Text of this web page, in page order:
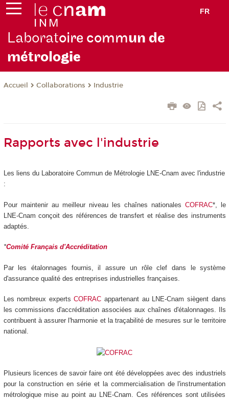
FR
Laboratoire commun de
métrologie
Accueil Collaborations Industrie
Rapports avec l'industrie
Les liens du Laboratoire Commun de Métrologie LNE-Cnam avec l'industrie
:
Pour maintenir au meilleur niveau les chaînes nationales COFRAC*, le
LNE-Cnam conçoit des références de transfert et réalise des instruments
adaptés.
*Comité Français d'Accréditation
Par les étalonnages fournis, il assure un rôle clef dans le système
d'assurance qualité des entreprises industrielles françaises.
Les nombreux expertsCOFRAC appartenant au LNE-Cnam siègent dans
les commissions d'accréditation associées aux chaînes d'étalonnages. Ils
contribuent à assurer l'harmonie et la traçabilité de mesures sur le territoire
national.
Plusieurs licences de savoir faire ont été développées avec des industriels
pour la construction en série et la commercialisation de l'instrumentation
métrologique mise au point au LNE-Cnam. Ces références sont utilisées